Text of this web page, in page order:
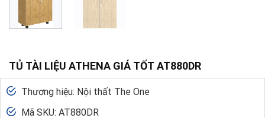
TỦ TÀI LIỆU ATHENA GIÁ TỐT AT880DR
Thương hiệu: Nội thất The One
Mã SKU: AT880DR